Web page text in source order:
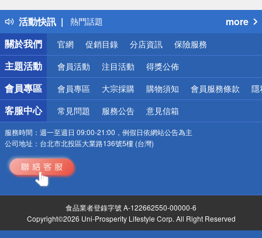
活動快訊
得獎公告
熱門話題
銀行優惠
偏遠地區配送
詐騙網頁！請小心！
more
關於我們
官網 促銷目錄 分店資訊 保險服務
主題活動 會員活動 注目活動 得獎公佈
會員專區 會員專區 大宗採購 購物須知 會員服務條款 隱
客服中心 常見問題 服務公告 意見信箱
服務時間： 週一至週日 09:00-21:00，例假日依網站公告為主
公司地址： 台北市北投區大業路136號5樓 (台灣)
食品業者登錄字號 A-122662550-00000-6
Copyright©2026 Uni-Prosperity Lifestyle Corp. All Right Reserved